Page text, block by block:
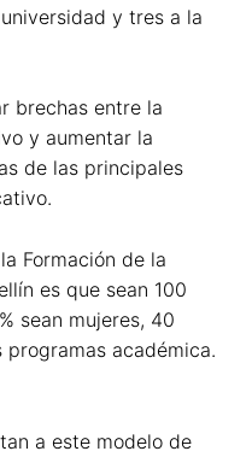
y tres a la
brechas entre la
y aumentar la
de las principales
Formación de la
es que sean 100
sean mujeres, 40
académica.
a este modelo de